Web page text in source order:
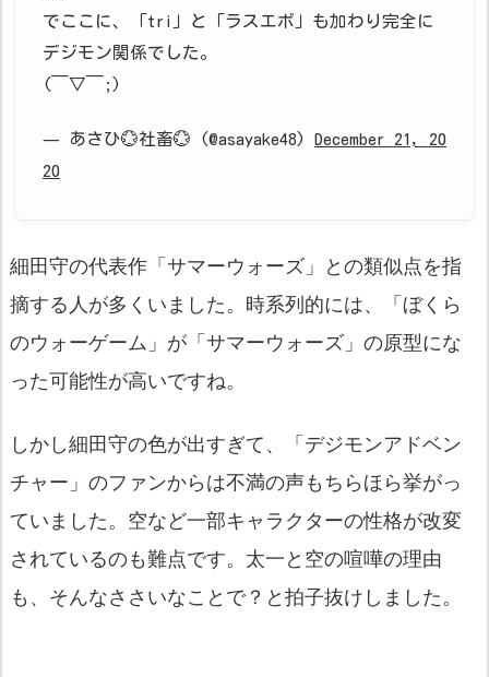
でここに、「tri」と「ラスエボ」も加わり完全に
デジモン関係でした。
(￣▽￣;)
— あさひ💮社畜💮 (@asayake48) December 21, 20
20
細田守の代表作「サマーウォーズ」との類似点を指
摘する人が多くいました。時系列的には、「ぼくら
のウォーゲーム」が「サマーウォーズ」の原型にな
った可能性が高いですね。
しかし細田守の色が出すぎて、「デジモンアドベン
チャー」のファンからは不満の声もちらほら挙がっ
ていました。空など一部キャラクターの性格が改変
されているのも難点です。太一と空の喧嘩の理由
も、そんなささいなことで？と拍子抜けしました。